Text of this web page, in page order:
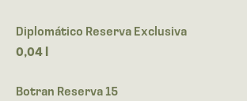
Diplomático Reserva Exclusiva
0,04 l
Botran Reserva 15